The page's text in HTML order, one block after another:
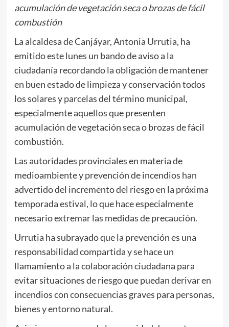
acumulación de vegetación seca o brozas de fácil
combustión
La alcaldesa de Canjáyar, Antonia Urrutia, ha
emitido este lunes un bando de aviso a la
ciudadanía recordando la obligación de mantener
en buen estado de limpieza y conservación todos
los solares y parcelas del término municipal,
especialmente aquellos que presenten
acumulación de vegetación seca o brozas de fácil
combustión.
Las autoridades provinciales en materia de
medioambiente y prevención de incendios han
advertido del incremento del riesgo en la próxima
temporada estival, lo que hace especialmente
necesario extremar las medidas de precaución.
Urrutia ha subrayado que la prevención es una
responsabilidad compartida y se hace un
llamamiento a la colaboración ciudadana para
evitar situaciones de riesgo que puedan derivar en
incendios con consecuencias graves para personas,
bienes y entorno natural.